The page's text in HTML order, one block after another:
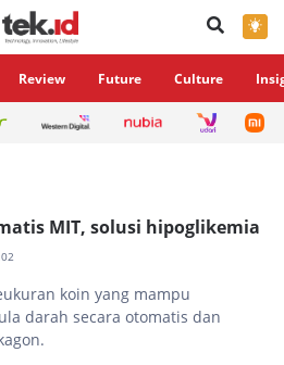
×
Review Future Culture
MIT, solusi hipoglikemia
koin yang mampu
darah secara otomatis dan